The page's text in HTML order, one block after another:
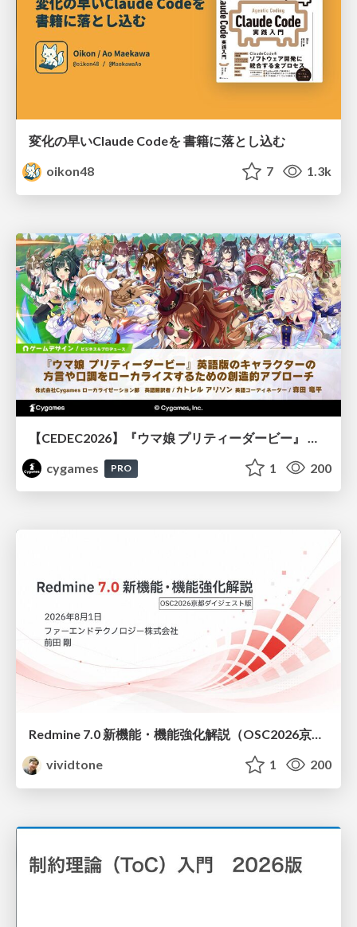
変化の早いClaude Codeを 書籍に落とし込む
oikon48
7 1.3k
cygames
PRO 1 200
Redmine 7.0 新機能・機能強化解説（OSC2026京都ダイジェスト版）
vividtone
1 200